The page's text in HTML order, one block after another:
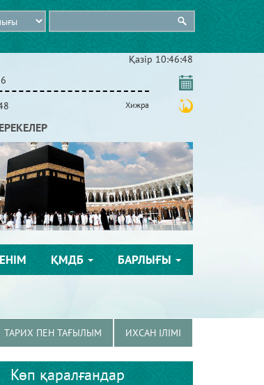
Қазір 10:46:49
Хижра
ҚМДБ БАРЛЫҒЫ
ТАРИХ ПЕН ТАҒЫЛЫМ ИХСАН ІЛІМІ
Көп қаралғандар